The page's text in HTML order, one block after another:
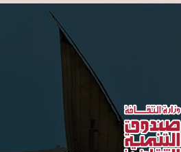
Skip to main content